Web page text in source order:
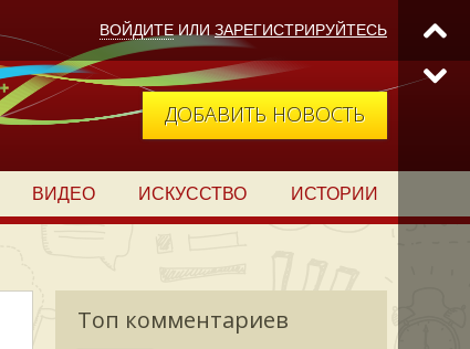
ВОЙДИТЕ ИЛИ ЗАРЕГИСТРИРУЙТЕСЬ
ДОБАВИТЬ НОВОСТЬ
ВИДЕО ИСКУССТВО ИСТОРИИ
Топ комментариев